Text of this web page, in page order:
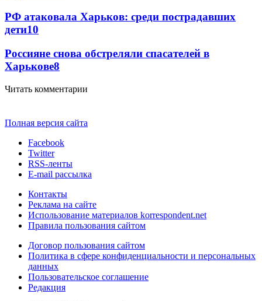
РФ атаковала Харьков: среди пострадавших
дети10
Россияне снова обстреляли спасателей в
Харькове8
Читать комментарии
Полная версия сайта
Facebook
Twitter
RSS-ленты
E-mail рассылка
Контакты
Реклама на сайте
Использование материалов korrespondent.net
Правила пользования сайтом
Договор пользования сайтом
Политика в сфере конфиденциальности и персональных
данных
Пользовательское соглашение
Редакция